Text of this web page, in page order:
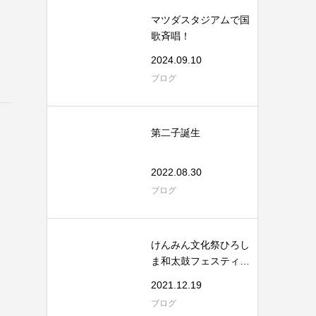
マツダスタジアムで国
歌斉唱！
2024.09.10
ブログ
第二子誕生
2022.08.30
ブログ
けんみん文化祭ひろし
ま和太鼓フェスティバ
2021.12.19
ブログ